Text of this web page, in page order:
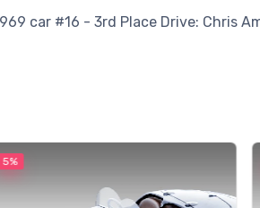
car #16 - 3rd Place Drive: Chris
5%